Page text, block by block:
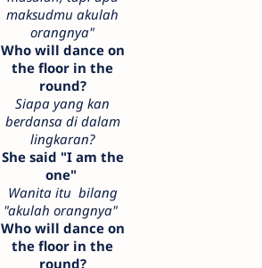
maksudmu akulah
orangnya"
Who will dance on
the floor in the
round?
Siapa yang kan
berdansa di dalam
lingkaran?
She said "I am the
one"
Wanita itu bilang
"akulah orangnya"
Who will dance on
the floor in the
round?